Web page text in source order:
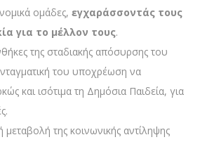
ομάδες, εγχαράσσοντάς τους
για το μέλλον τους.
της σταδιακής απόσυρσης του
του υποχρέωση να
και ισότιμα τη Δημόσια Παιδεία, για
μεταβολή της κοινωνικής αντίληψης